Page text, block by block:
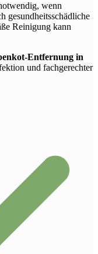
wenn
gesundheitsschädliche
Reinigung kann
Entfernung in
und fachgerechter